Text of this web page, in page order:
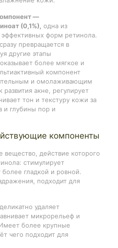
—
(0,1%), одна из
форм ретинола.
превращается в
другие этапы
более мягкое и
компонент
и омолаживающим
акне, регулирует
тон и текстуру кожи за
и глубины пор и
компоненты
вещество, действие которого
стимулирует
гладкой и ровной.
подходит для
удаляет
микрорельеф и
более крупные
чего подходит для